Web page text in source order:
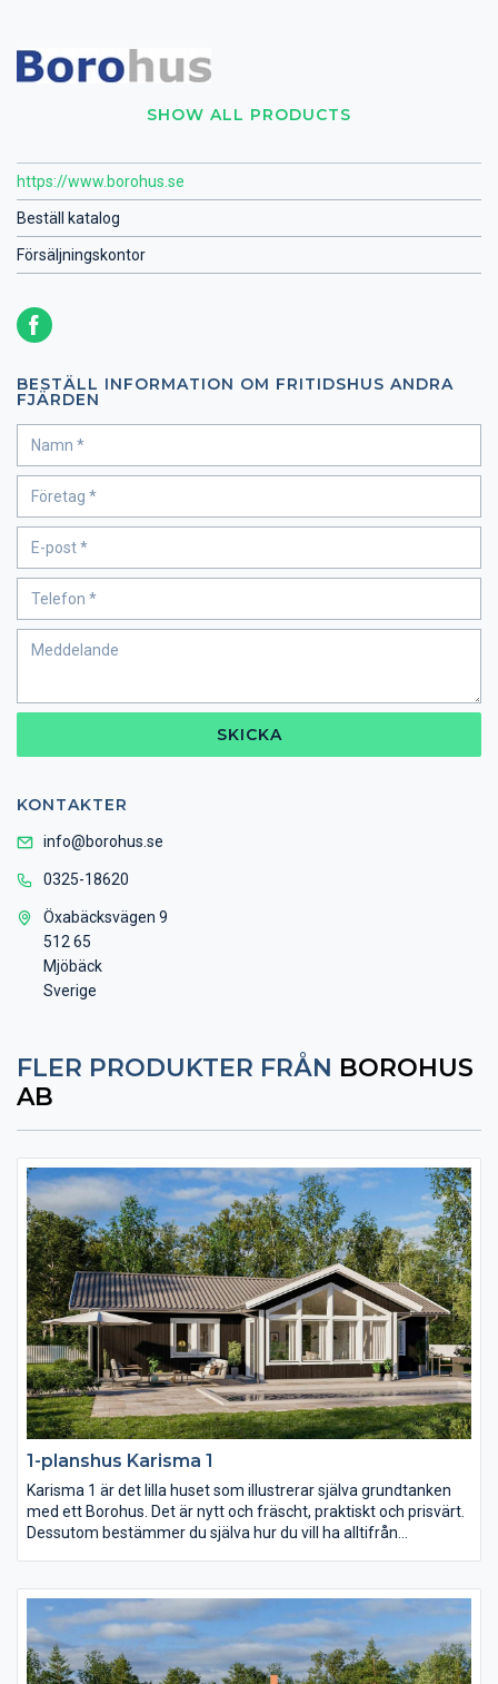
SHOW ALL PRODUCTS
https://www.borohus.se
Beställ katalog
Försäljningskontor
BESTÄLL INFORMATION OM FRITIDSHUS ANDRA
FJÄRDEN
SKICKA
KONTAKTER
info@borohus.se
0325-18620
Öxabäcksvägen 9
512 65
Mjöbäck
Sverige
FLER PRODUKTER FRÅN BOROHUS
AB
1-planshus Karisma 1
Karisma 1 är det lilla huset som illustrerar själva grundtanken
med ett Borohus. Det är nytt och fräscht, praktiskt och prisvärt.
Dessutom bestämmer du själva hur du vill ha alltifrån
och för er som vill bo lustfyllt i villa med minimalt att sköta om.